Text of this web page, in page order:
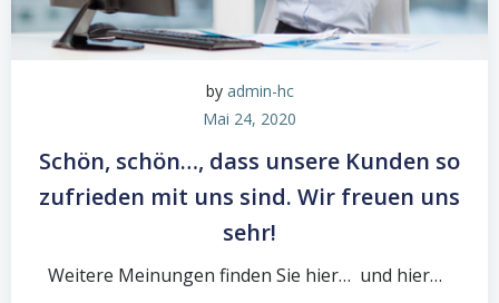
by admin-hc
Mai 24, 2020
Schön, schön…, dass unsere Kunden so
zufrieden mit uns sind. Wir freuen uns
sehr!
Weitere Meinungen finden Sie hier… und hier…